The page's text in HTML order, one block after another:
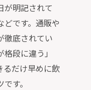
が明記されて
どです。通販や
徹底されてい
段に違う」
るだけ早めに飲
す。